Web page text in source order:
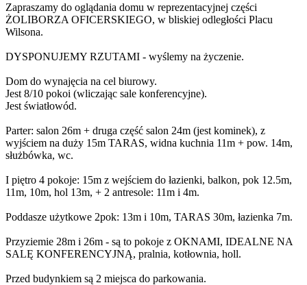
Zapraszamy do oglądania domu w reprezentacyjnej części
ŻOLIBORZA OFICERSKIEGO, w bliskiej odległości Placu
Wilsona.
DYSPONUJEMY RZUTAMI - wyślemy na życzenie.
Dom do wynajęcia na cel biurowy.
Jest 8/10 pokoi (wliczając sale konferencyjne).
Jest światłowód.
Parter: salon 26m + druga część salon 24m (jest kominek), z
wyjściem na duży 15m TARAS, widna kuchnia 11m + pow. 14m,
służbówka, wc.
I piętro 4 pokoje: 15m z wejściem do łazienki, balkon, pok 12.5m,
11m, 10m, hol 13m, + 2 antresole: 11m i 4m.
Poddasze użytkowe 2pok: 13m i 10m, TARAS 30m, łazienka 7m.
Przyziemie 28m i 26m - są to pokoje z OKNAMI, IDEALNE NA
SALĘ KONFERENCYJNĄ, pralnia, kotłownia, holl.
Przed budynkiem są 2 miejsca do parkowania.